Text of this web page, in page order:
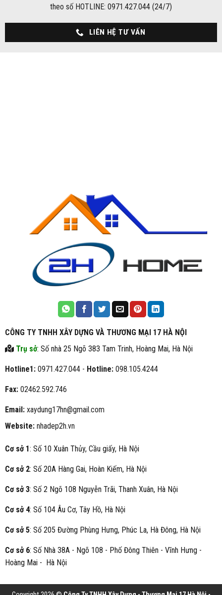
theo số HOTLINE: 0971.427.044 (24/7)
LIÊN HỆ TƯ VẤN
CÔNG TY TNHH XÂY DỰNG VÀ THƯƠNG MẠI 17 HÀ NỘI
Trụ sở: Số nhà 25 Ngõ 383 Tam Trinh, Hoàng Mai, Hà Nội
Hotline1:0971.427.044 - Hotline:098.105.4244
Fax:02462.592.746
Email:xaydung17hn@gmail.com
Website:nhadep2h.vn
Cơ sở 1: Số 10 Xuân Thủy, Cầu giấy, Hà Nội
Cơ sở 2: Số 20A Hàng Gai, Hoàn Kiếm, Hà Nội
Cơ sở 3: Số 2 Ngõ 108 Nguyễn Trãi, Thanh Xuân, Hà Nội
Cơ sở 4: Số 104 Âu Cơ, Tây Hồ, Hà Nội
Cơ sở 5: Số 205 Đường Phùng Hưng, Phúc La, Hà Đông, Hà Nội
Cơ sở 6: Số Nhà 38A - Ngõ 108 - Phố Đông Thiên - Vĩnh Hưng -
Hoàng Mai - Hà Nội